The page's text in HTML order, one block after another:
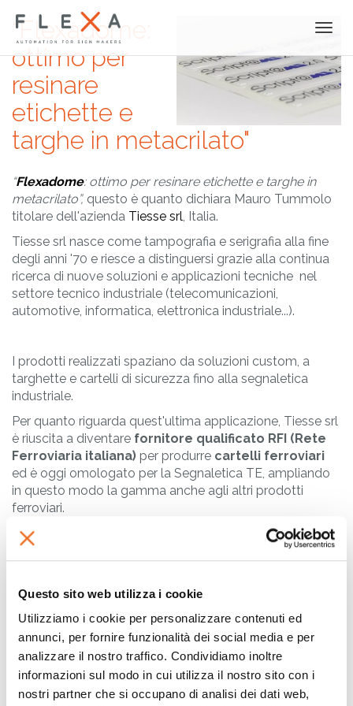
Questo sito web utilizza i cookie
Utilizziamo i cookie per personalizzare contenuti ed
annunci, per fornire funzionalità dei social media e per
analizzare il nostro traffico. Condividiamo inoltre
informazioni sul modo in cui utilizza il nostro sito con i
nostri partner che si occupano di analisi dei dati web,
“Flexadome:
ottimo per
resinare
etichette e
targhe in metacrilato"
“Flexadome: ottimo per resinare etichette e targhe in
metacrilato”, questo è quanto dichiara Mauro Tummolo
titolare dell'azienda Tiesse srl, Italia.
Tiesse srl nasce come tampografia e serigrafia alla fine
degli anni '70 e riesce a distinguersi grazie alla continua
ricerca di nuove soluzioni e applicazioni tecniche nel
settore tecnico industriale (telecomunicazioni,
automotive, informatica, elettronica industriale...).
I prodotti realizzati spaziano da soluzioni custom, a
targhette e cartelli di sicurezza fino alla segnaletica
industriale.
Per quanto riguarda quest'ultima applicazione, Tiesse srl
è riuscita a diventare fornitore qualificato RFI (Rete
Ferroviaria italiana) per produrre cartelli ferroviari
ed è oggi omologato per la Segnaletica TE, ampliando
in questo modo la gamma anche agli altri prodotti
ferroviari.
“Grazie al sistemaFlexadomeriusciamo a realizzare
targa viene personalizzata con la resinatura del logo RFI,
creando un effetto 3D in rilievo e conferendo al prodotto
un tocco di eleganza e qualità”precisa Mauro Tummolo.
“Produciamo inoltre molte etichette resinateche vanno
applicate inattrezzature nel campo industrialee nel
mondo del
fitness
afferma il cliente e continua: